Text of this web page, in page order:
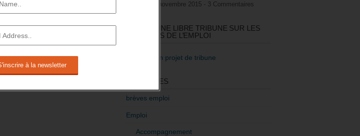
3 novembre 2015 - 3 Commentaires
RÉDIGEZ UNE LIBRE TRIBUNE SUR LES
POLITIQUES DE L’EMPLOI
>Décrire mon projet de tribune
CATÉGORIES
brèves emploi
Emploi
Accompagnement